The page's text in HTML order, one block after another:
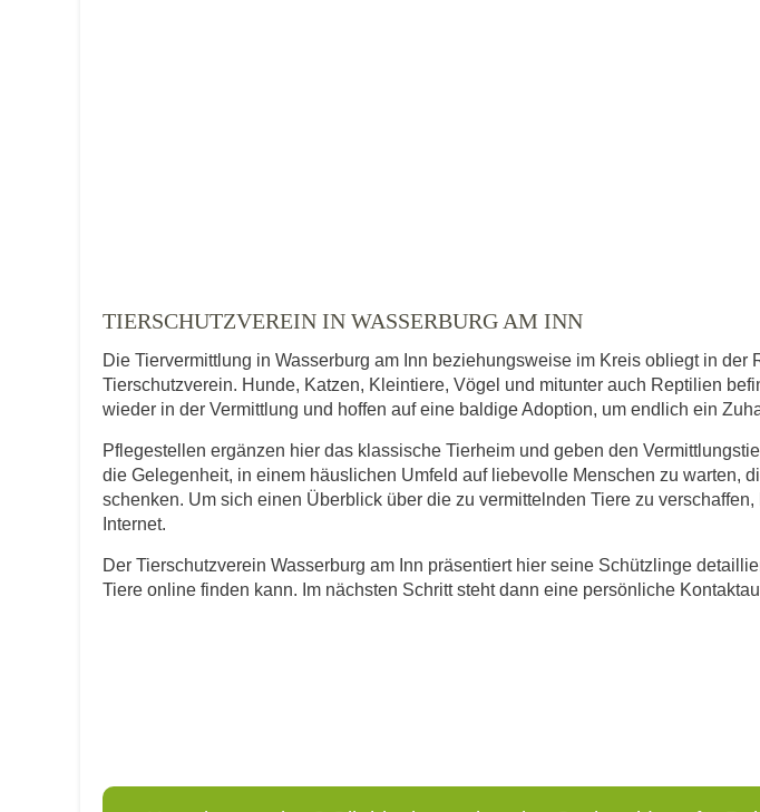
TIERSCHUTZVEREIN IN WASSERBURG AM INN
Die Tiervermittlung in Wasserburg am Inn beziehungsweise im Kreis obliegt in der
Tierschutzverein. Hunde, Katzen, Kleintiere, Vögel und mitunter auch Reptilien
wieder in der Vermittlung und hoffen auf eine baldige Adoption, um endlich ein
Pflegestellen ergänzen hier das klassische Tierheim und geben den
die Gelegenheit, in einem häuslichen Umfeld auf liebevolle Menschen zu warten,
schenken. Um sich einen Überblick über die zu vermittelnden Tiere zu
Internet.
Der Tierschutzverein Wasserburg am Inn präsentiert hier seine Schützlinge
Tiere online finden kann. Im nächsten Schritt steht dann eine persönliche